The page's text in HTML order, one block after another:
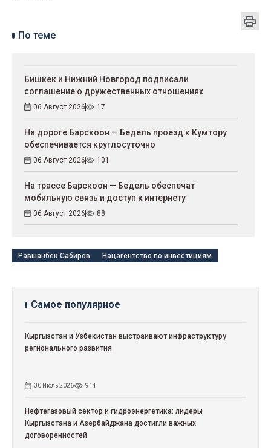
По теме
Бишкек и Нижний Новгород подписали
соглашение о дружественных отношениях
06 Август 2026 17
На дороге Барскоон — Бедель проезд к Кумтору
обеспечивается круглосуточно
06 Август 2026 101
На трассе Барскоон — Бедель обеспечат
мобильную связь и доступ к интернету
06 Август 2026 88
Равшанбек Сабиров Нацагентство по инвестициям
Самое популярное
Кыргызстан и Узбекистан выстраивают инфраструктуру
регионального развития
30 Июль 2026 914
Нефтегазовый сектор и гидроэнергетика: лидеры
Кыргызстана и Азербайджана достигли важных
договоренностей